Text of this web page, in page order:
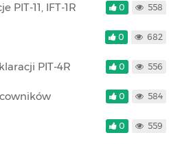
PIT-11, IFT-1R 0 558
0 682
PIT-4R 0 556
0 584
0 559